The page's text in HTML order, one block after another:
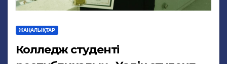
ЖАҢАЛЫҚТАР
Колледж студенті